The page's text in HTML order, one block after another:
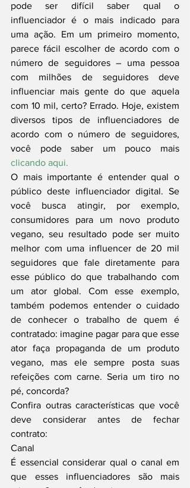
pode ser difícil saber qual o
influenciador é o mais indicado para
uma ação. Em um primeiro momento,
parece fácil escolher de acordo com o
número de seguidores – uma pessoa
com milhões de seguidores deve
influenciar mais gente do que aquela
com 10 mil, certo? Errado. Hoje, existem
diversos tipos de influenciadores de
acordo com o número de seguidores,
clicando aqui.
O mais importante é entender qual o
público deste influenciador digital. Se
você busca atingir, por exemplo,
consumidores para um novo produto
vegano, seu resultado pode ser muito
melhor com uma influencer de 20 mil
seguidores que fale diretamente para
esse público do que trabalhando com
um ator global. Com esse exemplo,
também podemos entender o cuidado
de conhecer o trabalho de quem é
contratado: imagine pagar para que esse
ator faça propaganda de um produto
vegano, mas ele sempre posta suas
refeições com carne. Seria um tiro no
pé, concorda?
Confira outras características que você
deve considerar antes de fechar
contrato:
Canal
É essencial considerar qual o canal em
que esses influenciadores são mais